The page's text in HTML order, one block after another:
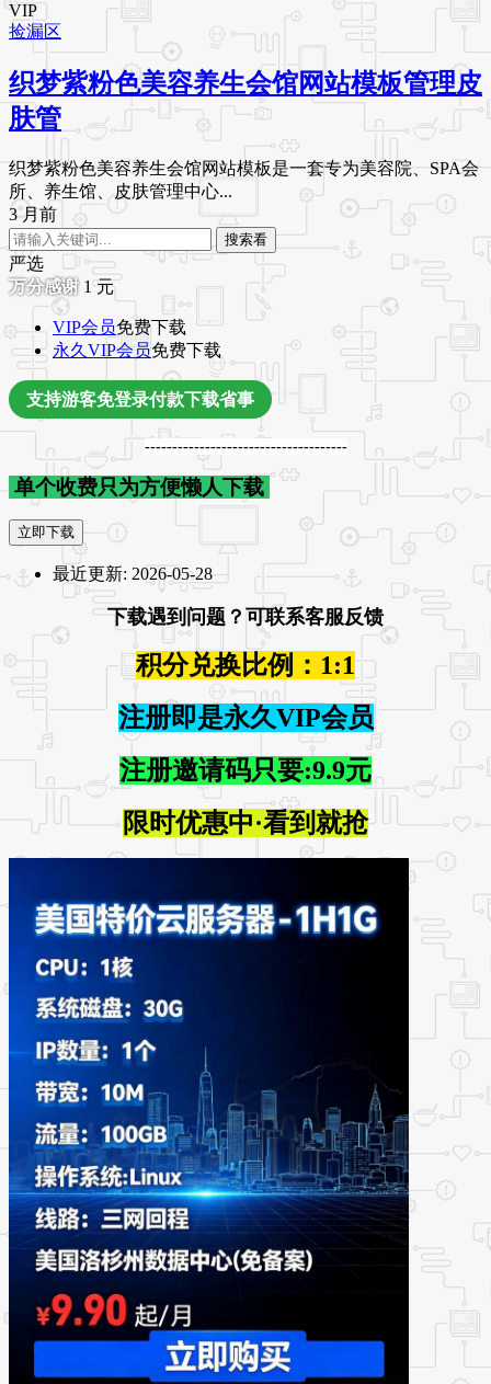
VIP
捡漏区
织梦紫粉色美容养生会馆网站模板管理皮
肤管
织梦紫粉色美容养生会馆网站模板是一套专为美容院、SPA会
所、养生馆、皮肤管理中心...
3 月前
搜索看
严选
1 元
VIP会员免费下载
永久VIP会员免费下载
支持游客免登录付款下载省事
-------------------------------------
单个收费只为方便懒人下载
立即下载
最近更新: 2026-05-28
下载遇到问题？可联系客服反馈
积分兑换比例：1:1
注册即是永久VIP会员
注册邀请码只要:9.9元
限时优惠中·看到就抢